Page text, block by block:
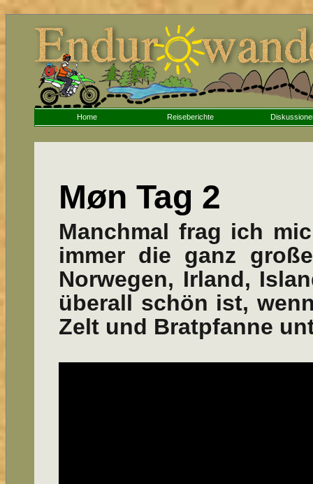
Home Reiseberichte
Møn Tag 2
Manchmal frag ich
immer die ganz
Norwegen, Irland,
überall schön ist,
Zelt und Bratpfanne